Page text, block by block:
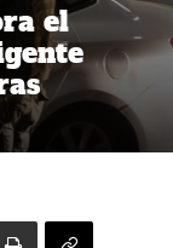
el